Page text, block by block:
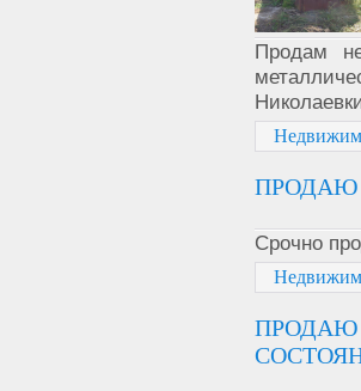
Продам
ПРОДАЮ
Срочно
ПРОДАЮ